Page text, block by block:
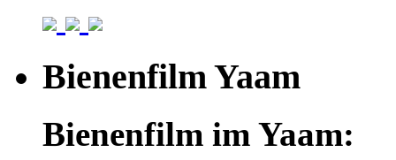
Bienenfilm Yaam
Bienenfilm im Yaam: